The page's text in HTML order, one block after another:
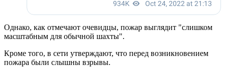
Однако, как отмечают очевидцы, пожар выглядит "слишком
масштабным для обычной шахты".
Кроме того, в сети утверждают, что перед возникновением
пожара были слышны взрывы.